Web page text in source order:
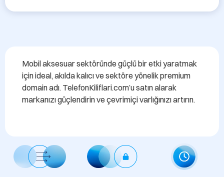
Mobil aksesuar sektöründe güçlü bir etki yaratmak
için ideal, akılda kalıcı ve sektöre yönelik premium
domain adı. TelefonKiliflari.com’u satın alarak
markanızı güçlendirin ve çevrimiçi varlığınızı artırın.